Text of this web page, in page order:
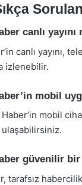
canlı
canlı yayını,
izlenebilir.
mobil
Haber’in mobil
güvenilir bir
tarafsız